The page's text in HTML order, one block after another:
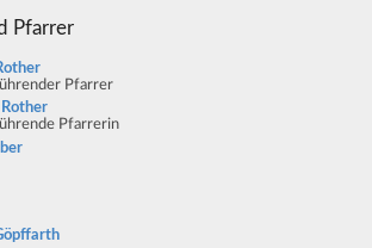
Pfarrer
Pfarrer
Rother
Pfarrerin